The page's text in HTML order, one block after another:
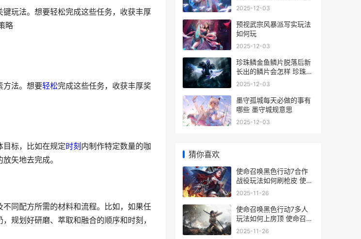
玩法。想要轻松完成这些任务，收获丰厚
略
方法。想要轻松完成这些任务，收获丰厚奖
目标，比如在规定时刻 内制作特定数量的咖
矢地去完成。
同配方所需的材料和流程。比如，如果任
规划好研磨、萃取和融合的顺序和时刻，
司
2025-12-03
预视武宗风暴派写实玩法
如何玩
2025-12-03
珍珠鳞金鱼鳞片脱落后新
长出的鳞片会怎样 珍珠鳞
金鱼鳞片如果脱落,新长出
2025-12-03
墨守孤城每天必做的事有
哪些 墨守城规意思
2025-12-03
猜你喜欢
使命召唤黑色行动7合作
战役玩法如何刷枪皮 使命
召唤黑色行动是第几部
2025-11-26
使命召唤黑色行动7多人
玩法如何上房顶 使命召唤
黑色行动7单人剧情
2025-11-26